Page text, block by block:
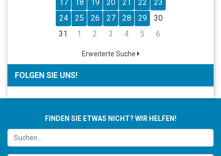
17
18 19 20 21 22
23
24
25 26 27 28 29
30
31
1 2 3 4 5 6
Erweiterte Suche
FOLGEN SIE UNS!
FINDEN SIE ETWAS NICHT? WIR HELFEN!